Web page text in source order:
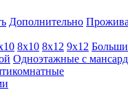
Дополнительно
8х10 8х12 9х12
Одноэтажные с